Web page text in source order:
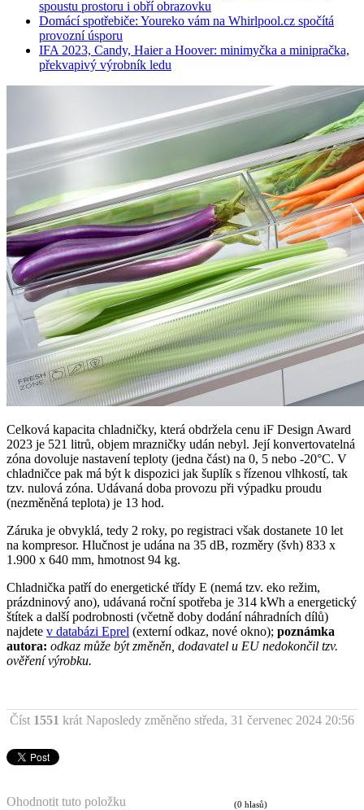
spoustu prostoru i obří obrazovku
Domácí spotřebiče: Youreko vám na Whirlpool.cz spočítá
provozní úsporu
IFA 2023, Candy, Haier a Hoover: minimyčka a minipračka,
překvapivý výrobník ledu
Celková kapacita chladničky, která obdržela cenu iF Design Award
2023 je 521 litrů, objem mrazničky udán nebyl. Její konvertovatelná
zóna dovoluje nastavení teploty (jedna část) na 0, 5 nebo -20°C. V
chladničce pak má být k dispozici jak šuplík s řízenou vlhkostí, tak
tzv. nulová zóna. Udávaná doba provozu při výpadku proudu
(nezměněná teplota) je 13 hod.
Záruka je obvyklá, tedy 2 roky, po registraci však dostanete 10 let
na kompresor. Hlučnost je udána na 35 dB, rozměry (švh) 833 x
1.900 x 640 mm, hmotnost 94 kg.
Chladnička patří do energetické třídy E (nemá tzv. eko režim,
prázdninový ano), udávaná roční spotřeba je 314 kWh a energetický
štítek a další podrobnosti (včetně doby dodání náhradních dílů)
najdete v databázi Eprel (externí odkaz, nové okno); poznámka
autora: odkaz může být změněn, dodavatel u EU nedokončil tzv.
ověření výrobku.
Číst 1551 krát Naposledy změněno středa, 31 červenec 2024 20:56
Ohodnotit tuto položku (0 hlasů)